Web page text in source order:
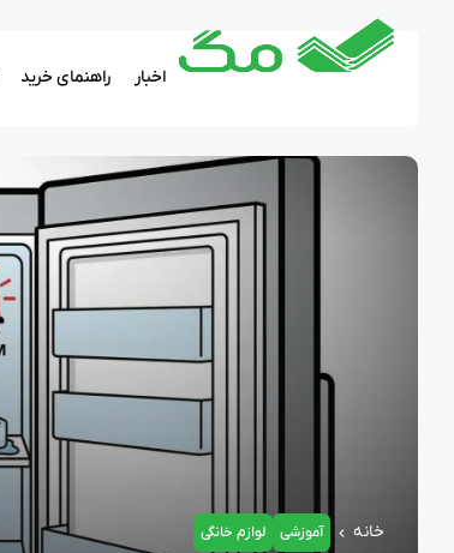
اخبار راهنمای خرید
خانه آموزشی لوازم خانگی